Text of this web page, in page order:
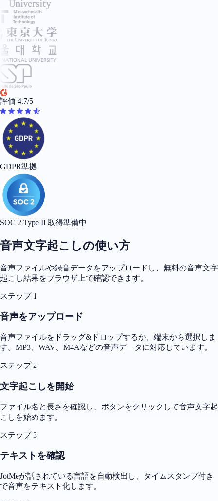
評価 4.7/5
GDPR準拠
SOC 2 Type II 取得準備中
音声文字起こしの使い方
音声ファイルや録音データをアップロードし、無料の音声文字
起こし結果をブラウザ上で確認できます。
ステップ 1
音声をアップロード
音声ファイルをドラッグ&ドロップするか、端末から選択しま
す。MP3、WAV、M4Aなどの音声データに対応しています。
ステップ 2
文字起こしを開始
ファイル名と長さを確認し、ボタンをクリックして音声文字起
こしを始めます。
ステップ 3
テキストを確認
JotMeが話されている言語を自動検出し、タイムスタンプ付き
で音声をテキスト化します。